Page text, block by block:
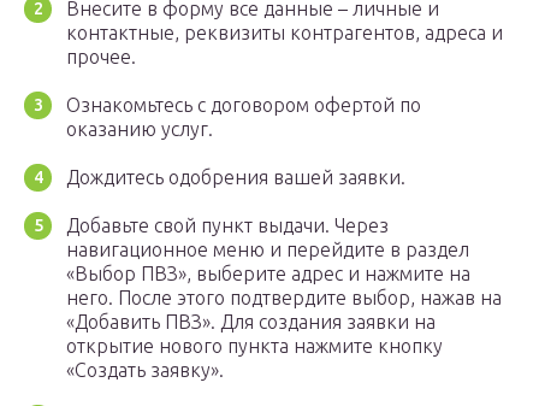
Внесите в форму все данные – личные и
контактные, реквизиты контрагентов, адреса и
прочее.
Ознакомьтесь с договором офертой по
оказанию услуг.
Дождитесь одобрения вашей заявки.
Добавьте свой пункт выдачи. Через
навигационное меню и перейдите в раздел
«Выбор ПВЗ», выберите адрес и нажмите на
него. После этого подтвердите выбор, нажав на
«Добавить ПВЗ». Для создания заявки на
открытие нового пункта нажмите кнопку
«Создать заявку».